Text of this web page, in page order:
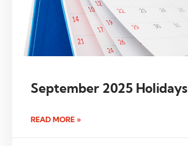
September 2025 Holidays
READ MORE »